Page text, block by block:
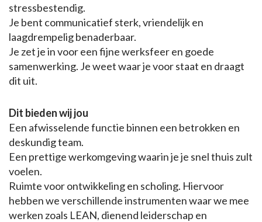
stressbestendig.
Je bent communicatief sterk, vriendelijk en
laagdrempelig benaderbaar.
Je zet je in voor een fijne werksfeer en goede
samenwerking. Je weet waar je voor staat en draagt
dit uit.
Dit bieden wij jou
Een afwisselende functie binnen een betrokken en
deskundig team.
Een prettige werkomgeving waarin je je snel thuis zult
voelen.
Ruimte voor ontwikkeling en scholing. Hiervoor
hebben we verschillende instrumenten waar we mee
werken zoals LEAN, dienend leiderschap en